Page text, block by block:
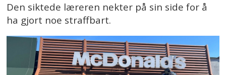
Den siktede læreren nekter på sin side for å
ha gjort noe straffbart.